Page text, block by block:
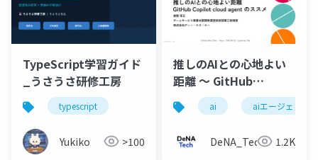
TypeScript学習ガイド
_うさうさ研修工房
typescript
Yukiko >100
推しのAIとの心地よい
距離 〜 GitHub
Copilot cloud agent
のススメ
ai aiエージェント
DeNA_Tech 1.2K